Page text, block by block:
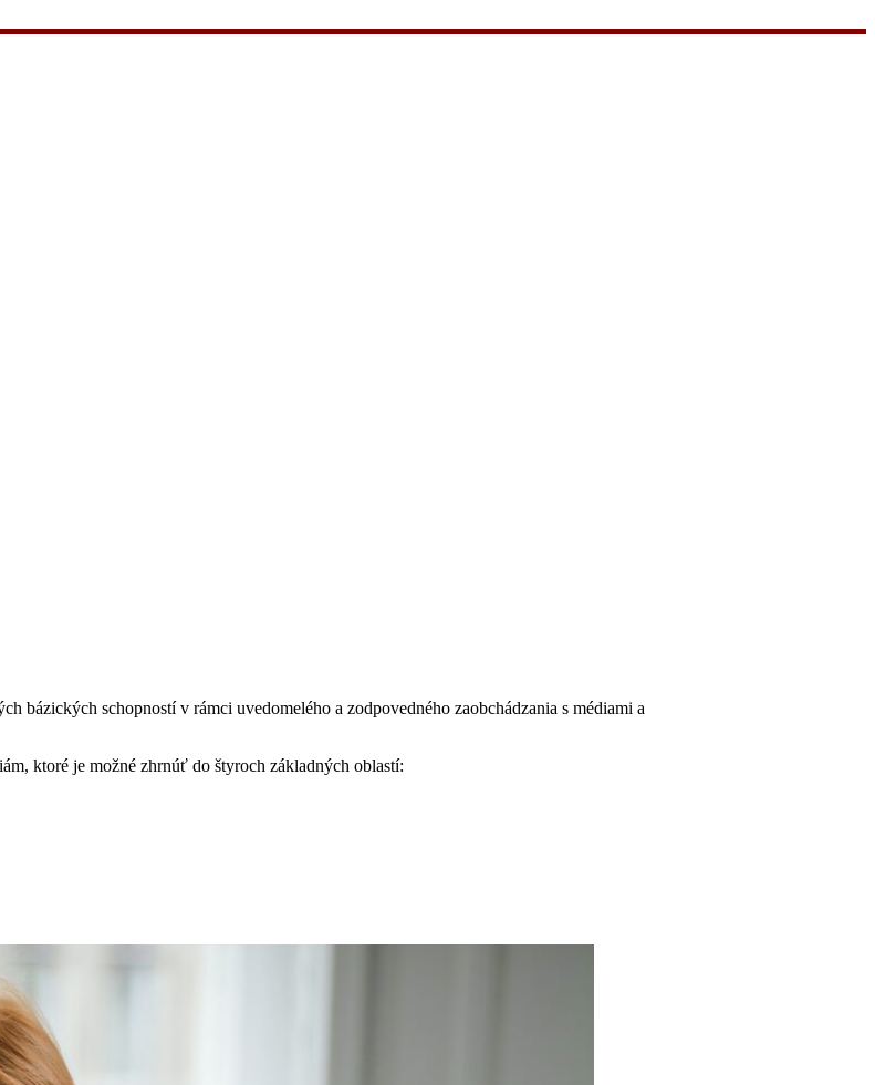
bázických schopností v rámci uvedomelého a zodpovedného zaobchádzania s médiami a
ktoré je možné zhrnúť do štyroch základných oblastí: